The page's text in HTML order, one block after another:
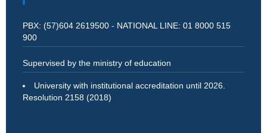
PBX: (57)604 2619500 - NATIONAL LINE: 01 8000 515
900
Supervised by the ministry of education
University with institutional accreditation until 2026.
Resolution 2158 (2018)